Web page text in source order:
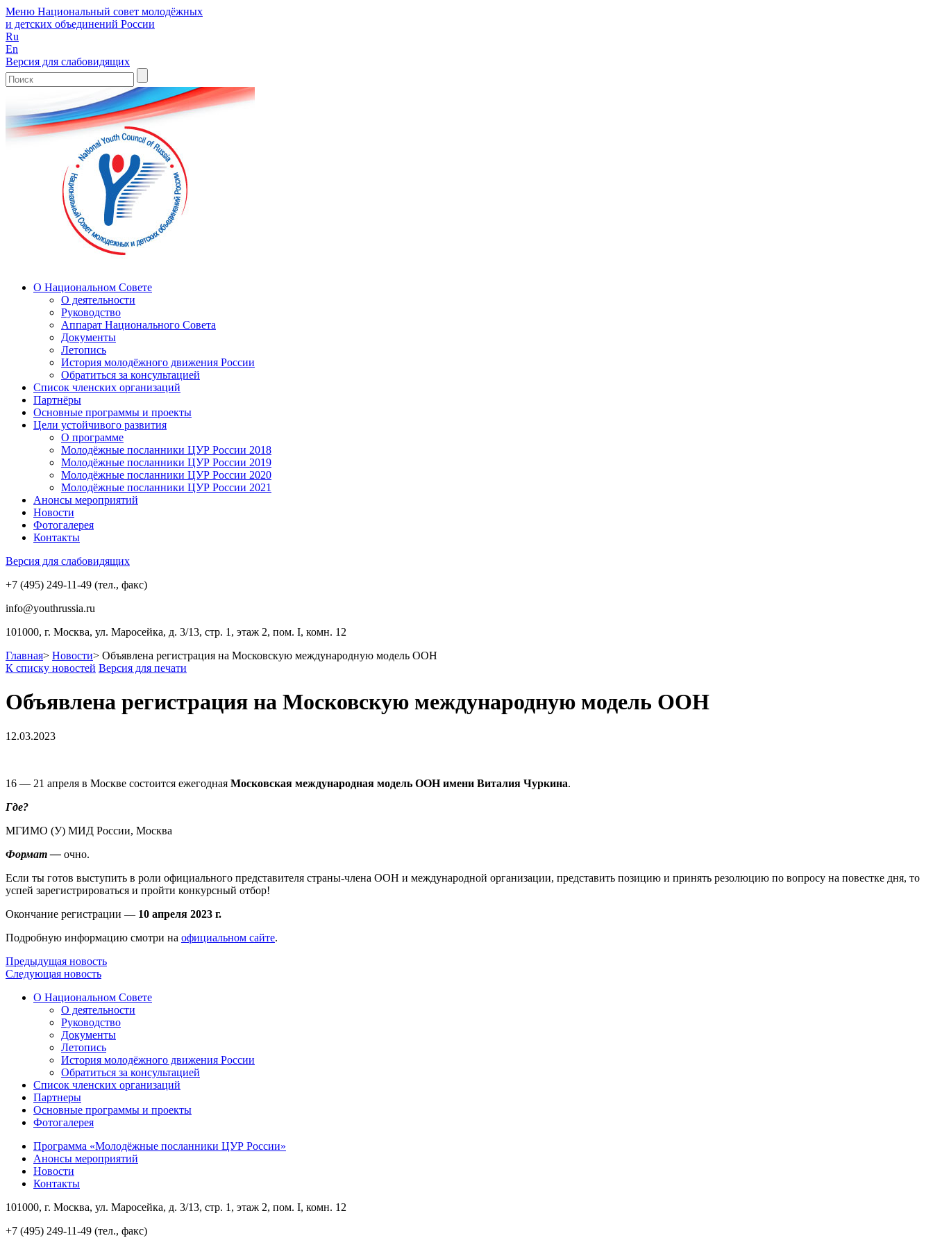
Меню Национальный совет молодёжных
и детских объединений России
Ru
En
Версия для слабовидящих
О Национальном Совете
О деятельности
Руководство
Аппарат Национального Совета
Документы
Летопись
История молодёжного движения России
Обратиться за консультацией
Список членских организаций
Партнёры
Основные программы и проекты
Цели устойчивого развития
О программе
Молодёжные посланники ЦУР России 2018
Молодёжные посланники ЦУР России 2019
Молодёжные посланники ЦУР России 2020
Молодёжные посланники ЦУР России 2021
Анонсы мероприятий
Новости
Фотогалерея
Контакты
Версия для слабовидящих
+7 (495) 249-11-49 (тел., факс)
info@youthrussia.ru
101000, г. Москва, ул. Маросейка, д. 3/13, стр. 1, этаж 2, пом. I, комн. 12
Главная> Новости> Объявлена регистрация на Московскую международную модель ООН
К списку новостей Версия для печати
Объявлена регистрация на Московскую международную модель ООН
12.03.2023
16 — 21 апреля в Москве состоится ежегодная Московская международная модель ООН имени Виталия Чуркина.
Где?
МГИМО (У) МИД России, Москва
Формат — очно.
Если ты готов выступить в роли официального представителя страны-члена ООН и международной организации, представить позицию и принять резолюцию по вопросу на повестке дня, то
успей зарегистрироваться и пройти конкурсный отбор!
Окончание регистрации — 10 апреля 2023 г.
Подробную информацию смотри на официальном сайте.
Предыдущая новость
Следующая новость
О Национальном Совете
О деятельности
Руководство
Документы
Летопись
История молодёжного движения России
Обратиться за консультацией
Список членских организаций
Партнеры
Основные программы и проекты
Фотогалерея
Программа «Молодёжные посланники ЦУР России»
Анонсы мероприятий
Новости
Контакты
101000, г. Москва, ул. Маросейка, д. 3/13, стр. 1, этаж 2, пом. I, комн. 12
+7 (495) 249-11-49 (тел., факс)